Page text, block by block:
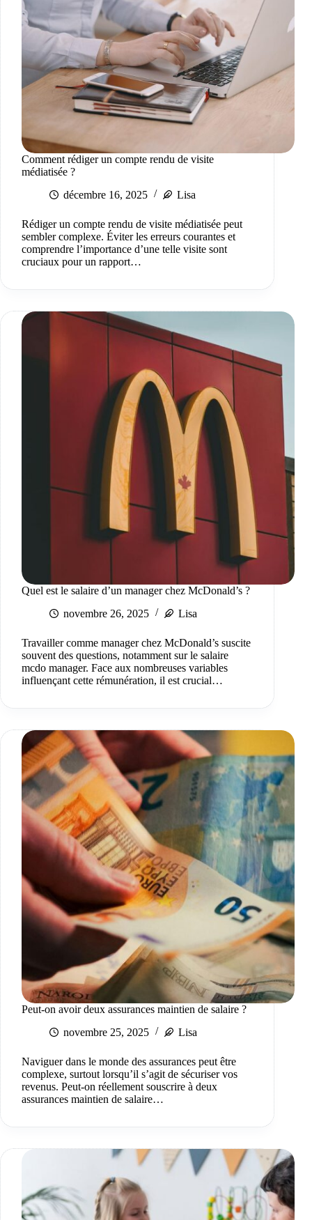
Comment rédiger un compte rendu de visite
médiatisée ?
décembre 16, 2025
Lisa
Rédiger un compte rendu de visite médiatisée peut
sembler complexe. Éviter les erreurs courantes et
comprendre l’importance d’une telle visite sont
cruciaux pour un rapport…
Quel est le salaire d’un manager chez McDonald’s ?
novembre 26, 2025
Lisa
Travailler comme manager chez McDonald’s suscite
souvent des questions, notamment sur le salaire
mcdo manager. Face aux nombreuses variables
influençant cette rémunération, il est crucial…
Peut-on avoir deux assurances maintien de salaire ?
novembre 25, 2025
Lisa
Naviguer dans le monde des assurances peut être
complexe, surtout lorsqu’il s’agit de sécuriser vos
revenus. Peut-on réellement souscrire à deux
assurances maintien de salaire…